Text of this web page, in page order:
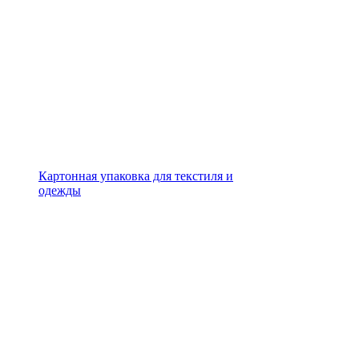
Картонная упаковка для текстиля и
одежды